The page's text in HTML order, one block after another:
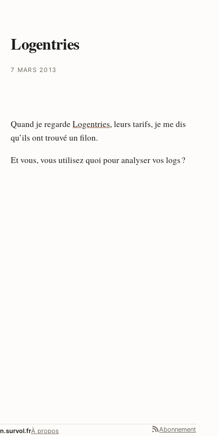
Logentries
7 MARS 2013
Quand je regardeLogentries, leurs tarifs, je me dis
qu’ils ont trouvé un filon.
Et vous, vous utilisez quoi pour analyser vos logs ?
n.survol.frÀ propos Abonnement